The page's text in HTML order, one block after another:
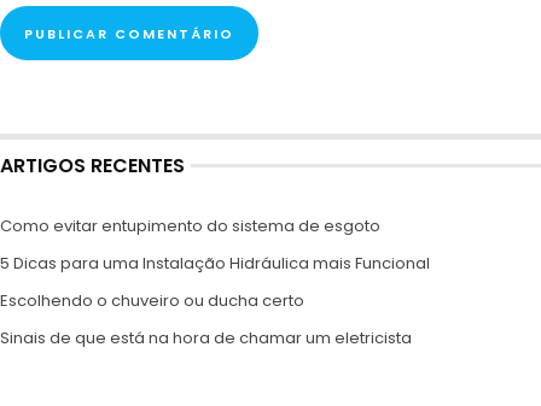
ARTIGOS RECENTES
Como evitar entupimento do sistema de esgoto
5 Dicas para uma Instalação Hidráulica mais Funcional
Escolhendo o chuveiro ou ducha certo
Sinais de que está na hora de chamar um eletricista